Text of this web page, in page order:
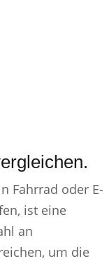
Fahrrad oder E-
ist eine
an
um die